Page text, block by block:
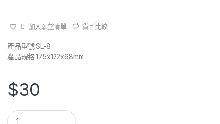
加入願望清單 貨品比較
產品型號:SL-8
產品規格:175x122x68mm
$30
Q